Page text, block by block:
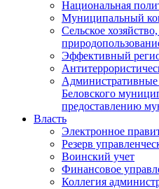
Национальная
Муниципальный
Сельское
Эффективный
Беловского
предоставлению
Власть
Электронное
Резерв
Воинский учет
Финансовое
Коллегия